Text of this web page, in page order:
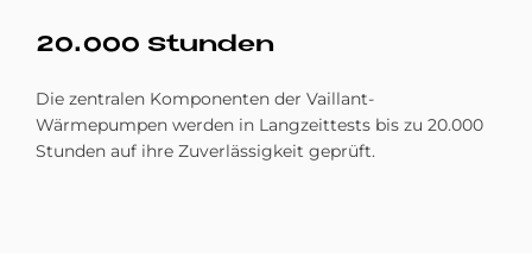
20.000 Stun­den
Die zentralen Komponenten der Vaillant-
Wärmepumpen werden in Langzeittests bis zu 20.000
Stunden auf ihre Zuverlässigkeit geprüft.